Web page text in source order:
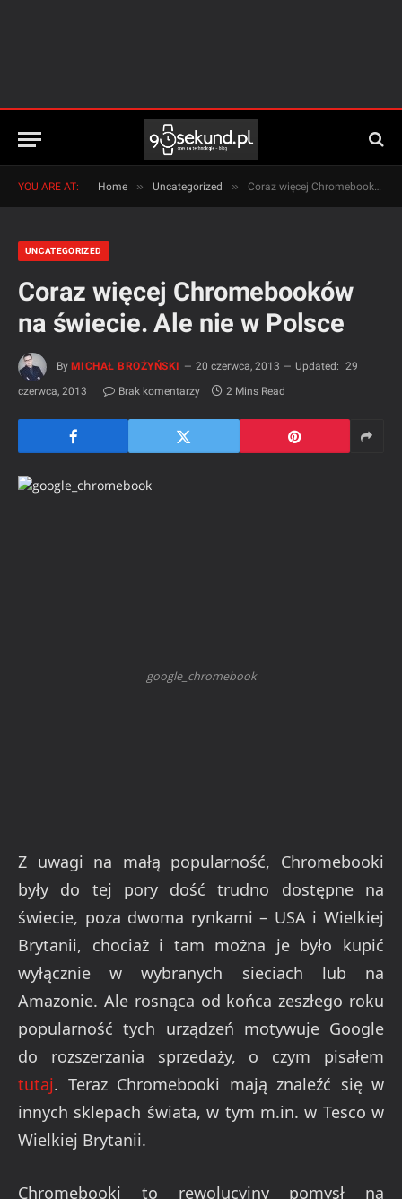
YOU ARE AT: Home » Uncategorized » Coraz więcej Chromebooków na świecie. Ale nie w Polsce
UNCATEGORIZED
Coraz więcej Chromebooków
na świecie. Ale nie w Polsce
By MICHAŁ BROŻYŃSKI 20 czerwca, 2013 Updated: 29
czerwca, 2013
Brak komentarzy 2 Mins Read
google_chromebook
Z uwagi na małą popularność, Chromebooki
były do tej pory dość trudno dostępne na
świecie, poza dwoma rynkami – USA i Wielkiej
Brytanii, chociaż i tam można je było kupić
wyłącznie w wybranych sieciach lub na
Amazonie. Ale rosnąca od końca zeszłego roku
popularność tych urządzeń motywuje Google
do rozszerzania sprzedaży, o czym pisałem
tutaj. Teraz Chromebooki mają znaleźć się w
innych sklepach świata, w tym m.in. w Tesco w
Wielkiej Brytanii.
Chromebooki to rewolucyjny pomysł na